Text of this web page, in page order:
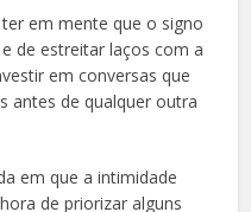
em mente que o signo
de estreitar laços com a
em conversas que
antes de qualquer outra
em que a intimidade
de priorizar alguns